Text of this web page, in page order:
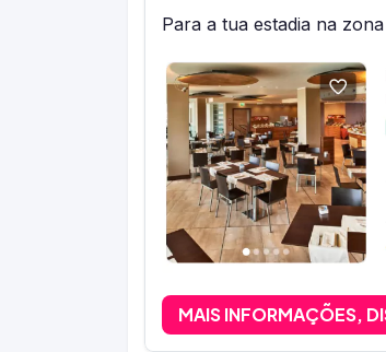
Para a tua estadia na
MAIS INFORMAÇÕES,